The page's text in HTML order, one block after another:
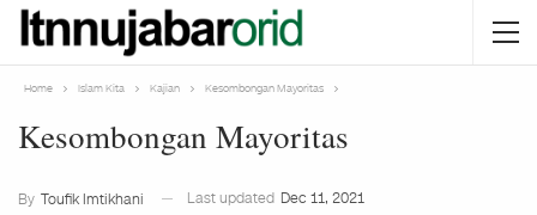
Home Islam Kita Kajian Kesombongan Mayoritas
Kesombongan Mayoritas
By Toufik Imtikhani Last updated Dec 11, 2021